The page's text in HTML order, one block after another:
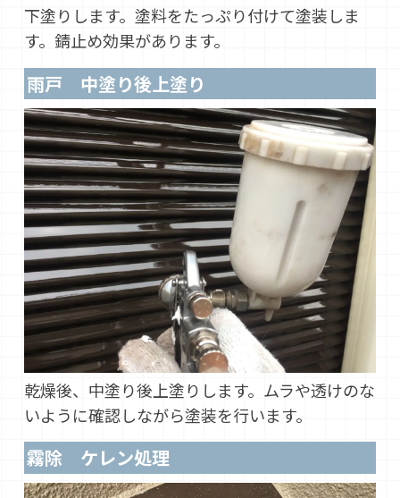
下塗りします。塗料をたっぷり付けて塗装しま
す。錆止め効果があります。
雨戸 中塗り後上塗り
乾燥後、中塗り後上塗りします。ムラや透けのな
いように確認しながら塗装を行います。
霧除 ケレン処理